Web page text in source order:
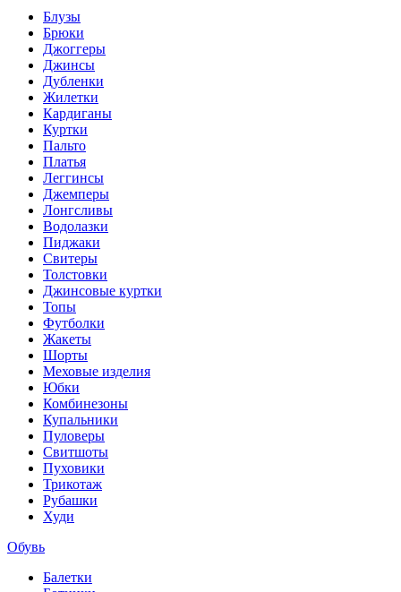
Блузы
Брюки
Джоггеры
Джинсы
Дубленки
Жилетки
Кардиганы
Куртки
Пальто
Платья
Леггинсы
Джемперы
Лонгсливы
Водолазки
Пиджаки
Свитеры
Толстовки
Джинсовые куртки
Топы
Футболки
Жакеты
Шорты
Меховые изделия
Юбки
Комбинезоны
Купальники
Пуловеры
Свитшоты
Пуховики
Трикотаж
Рубашки
Худи
Обувь
Балетки